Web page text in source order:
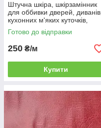
Штучна шкіра, шкірзамінник
для оббивки дверей, диванів,
кухонних м'яких куточків,
табуреток та ін меблів
Готово до відправки
250 ₴/м
Купити